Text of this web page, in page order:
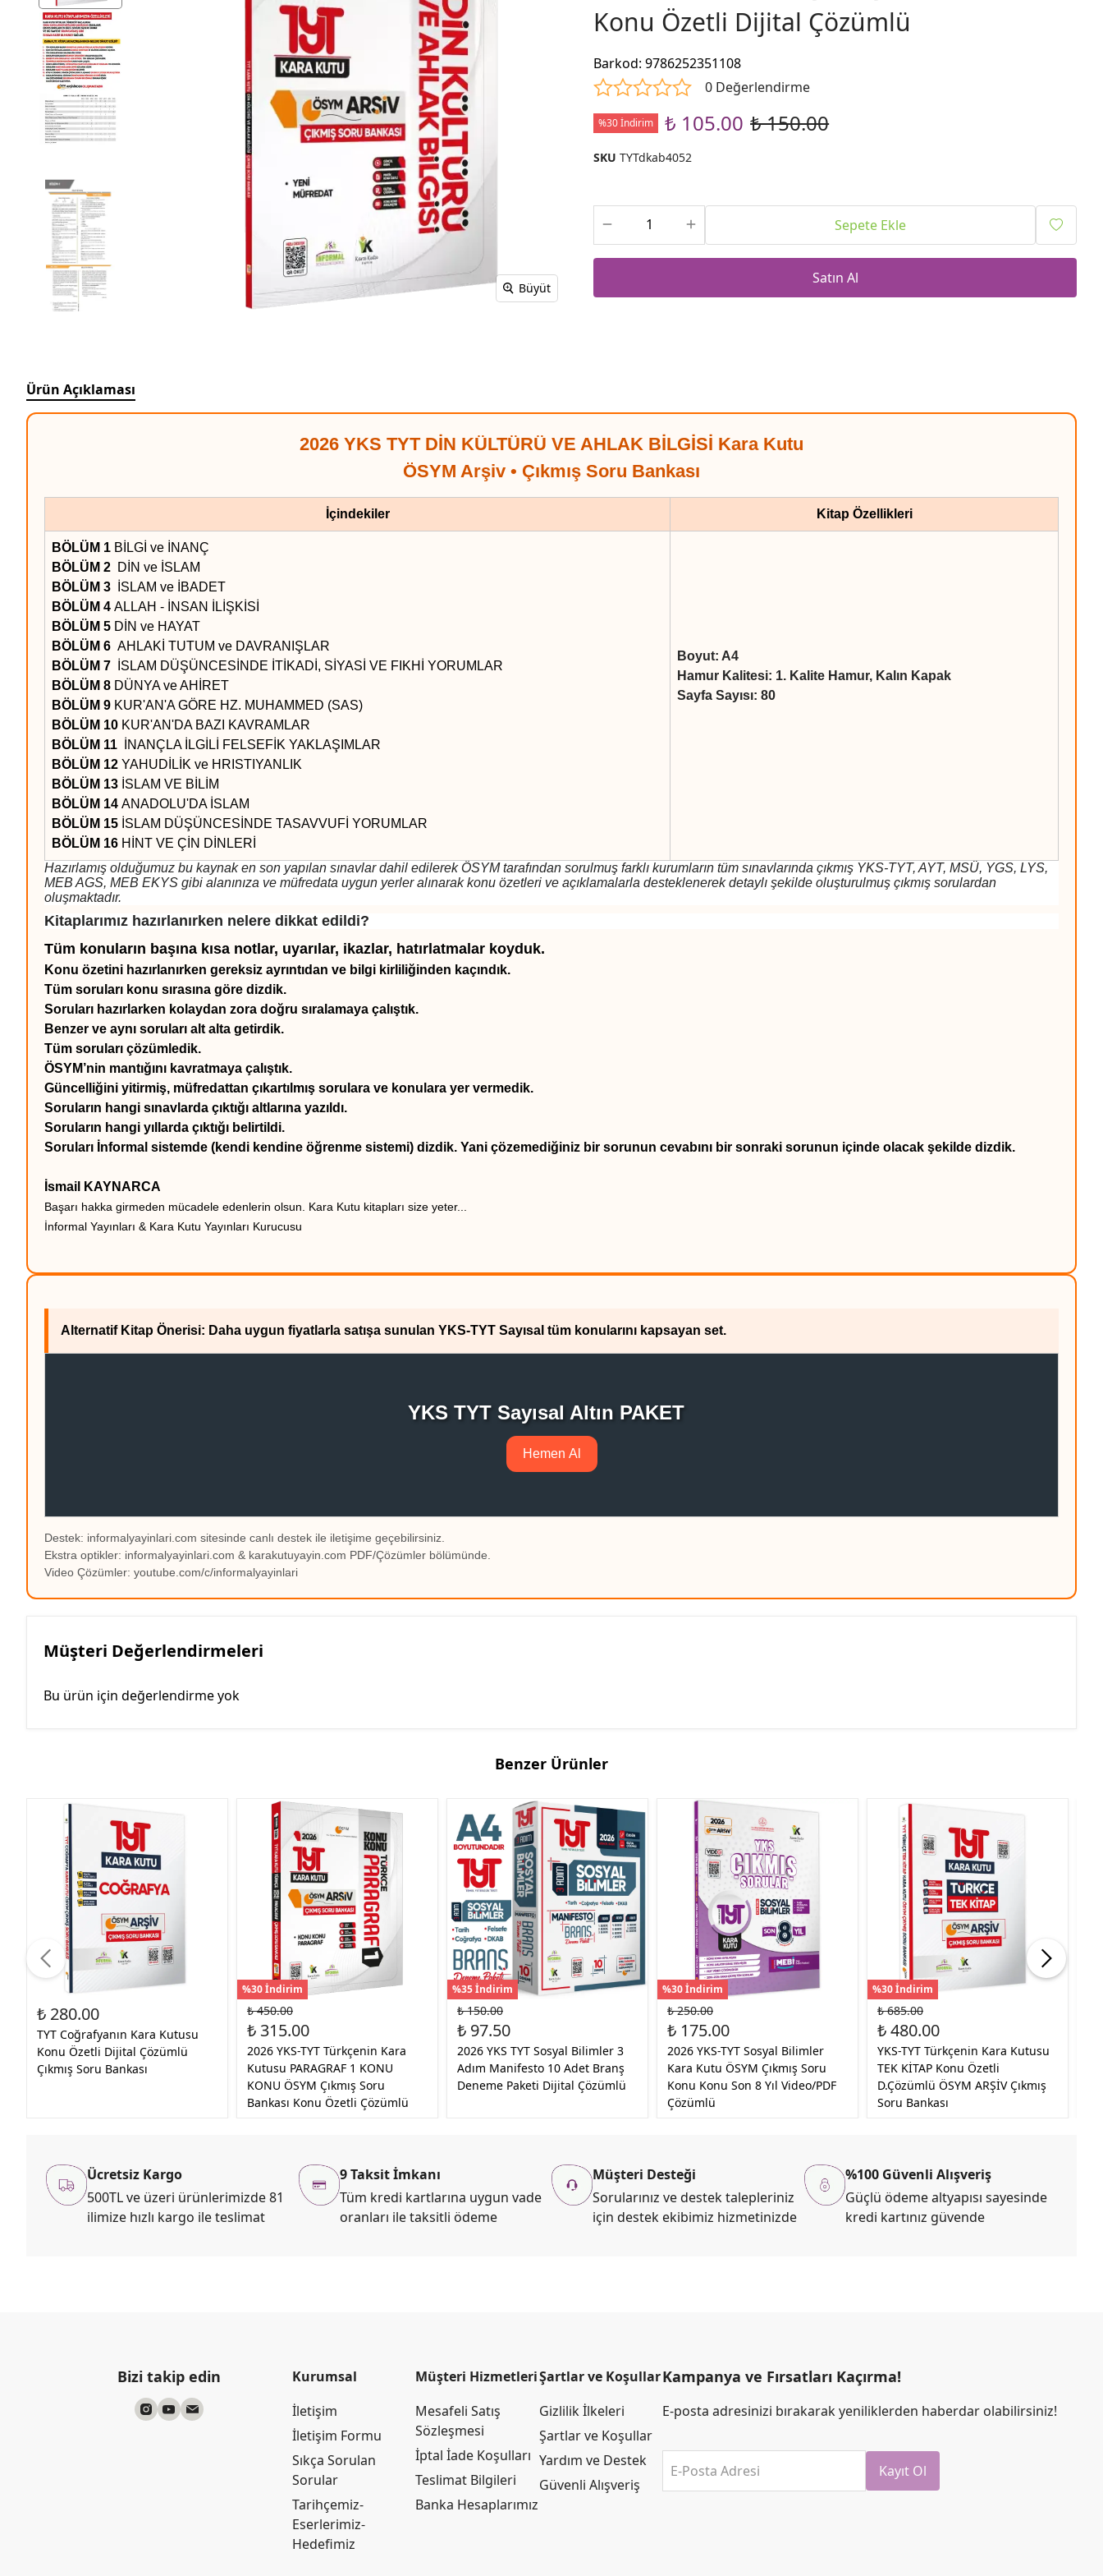
Büyüt
Konu Özetli Dijital Çözümlü
Barkod:9786252351108
0 Değerlendirme
%30 İndirim ₺ 105.00 ₺ 150.00
SKU TYTdkab4052
Sepete Ekle
Satın Al
Ürün Açıklaması
2026 YKS TYT DİN KÜLTÜRÜ VE AHLAK BİLGİSİ Kara Kutu
ÖSYM Arşiv • Çıkmış Soru Bankası
İçindekiler Kitap Özellikleri
BÖLÜM 1 BİLGİ ve İNANÇ
BÖLÜM 2 DİN ve İSLAM
BÖLÜM 3
İSLAM ve İBADET
BÖLÜM 4 ALLAH - İNSAN İLİŞKİSİ
BÖLÜM 5 DİN ve HAYAT
BÖLÜM 6 AHLAKİ TUTUM ve DAVRANIŞLAR
BÖLÜM 7
İSLAM DÜŞÜNCESİNDE İTİKADİ, SİYASİ VE FIKHİ YORUMLAR
BÖLÜM 8 DÜNYA ve AHİRET
BÖLÜM 9 KUR'AN'A GÖRE HZ. MUHAMMED (SAS)
BÖLÜM 10 KUR'AN'DA BAZI KAVRAMLAR
BÖLÜM 11
İNANÇLA İLGİLİ FELSEFİK YAKLAŞIMLAR
BÖLÜM 12 YAHUDİLİK ve HRISTIYANLIK
BÖLÜM 13 İSLAM VE BİLİM
BÖLÜM 14 ANADOLU'DA İSLAM
BÖLÜM 15 İSLAM DÜŞÜNCESİNDE TASAVVUFİ YORUMLAR
BÖLÜM 16 HİNT VE ÇİN DİNLERİ
Boyut: A4
Hamur Kalitesi: 1. Kalite Hamur, Kalın Kapak
Sayfa Sayısı: 80
Hazırlamış olduğumuz bu kaynak en son yapılan sınavlar dahil edilerek ÖSYM tarafından sorulmuş farklı kurumların tüm sınavlarında çıkmış YKS-TYT, AYT, MSÜ, YGS, LYS,
MEB AGS, MEB EKYS gibi alanınıza ve müfredata uygun yerler alınarak konu özetleri ve açıklamalarla desteklenerek detaylı şekilde oluşturulmuş çıkmış sorulardan
oluşmaktadır.
Kitaplarımız hazırlanırken nelere dikkat edildi?
Tüm konuların başına kısa notlar, uyarılar, ikazlar, hatırlatmalar koyduk.
Konu özetini hazırlanırken gereksiz ayrıntıdan ve bilgi kirliliğinden kaçındık.
Tüm soruları konu sırasına göre dizdik.
Soruları hazırlarken kolaydan zora doğru sıralamaya çalıştık.
Benzer ve aynı soruları alt alta getirdik.
Tüm soruları çözümledik.
ÖSYM’nin mantığını kavratmaya çalıştık.
Güncelliğini yitirmiş, müfredattan çıkartılmış sorulara ve konulara yer vermedik.
Soruların hangi sınavlarda çıktığı altlarına yazıldı.
Soruların hangi yıllarda çıktığı belirtildi.
Soruları İnformal sistemde (kendi kendine öğrenme sistemi) dizdik. Yani çözemediğiniz bir sorunun cevabını bir sonraki sorunun içinde olacak şekilde dizdik.
İsmail KAYNARCA
Başarı hakka girmeden mücadele edenlerin olsun. Kara Kutu kitapları size yeter...
İnformal Yayınları & Kara Kutu Yayınları Kurucusu
Alternatif Kitap Önerisi: Daha uygun fiyatlarla satışa sunulan YKS-TYT Sayısal tüm konularını kapsayan set.
YKS TYT Sayısal Altın PAKET
Hemen Al
Destek: informalyayinlari.com sitesinde canlı destek ile iletişime geçebilirsiniz.
Ekstra optikler: informalyayinlari.com & karakutuyayin.com PDF/Çözümler bölümünde.
Video Çözümler: youtube.com/c/informalyayinlari
Müşteri Değerlendirmeleri
Bu ürün için değerlendirme yok
Benzer Ürünler
₺ 280.00
TYT Coğrafyanın Kara Kutusu
Konu Özetli Dijital Çözümlü
Çıkmış Soru Bankası
%30 İndirim
₺ 450.00
₺ 315.00
2026 YKS-TYT Türkçenin Kara
Kutusu PARAGRAF 1 KONU
KONU ÖSYM Çıkmış Soru
Bankası Konu Özetli Çözümlü
%35 İndirim
₺ 150.00
₺ 97.50
2026 YKS TYT Sosyal Bilimler 3
Adım Manifesto 10 Adet Branş
Deneme Paketi Dijital Çözümlü
%30 İndirim
₺ 250.00
₺ 175.00
2026 YKS-TYT Sosyal Bilimler
Kara Kutu ÖSYM Çıkmış Soru
Konu Konu Son 8 Yıl Video/PDF
Çözümlü
%30 İndirim
₺ 685.00
₺ 480.00
YKS-TYT Türkçenin Kara Kutusu
TEK KİTAP Konu Özetli
D.Çözümlü ÖSYM ARŞİV Çıkmış
Soru Bankası
Ücretsiz Kargo
500TL ve üzeri ürünlerimizde 81
ilimize hızlı kargo ile teslimat
9 Taksit İmkanı
Tüm kredi kartlarına uygun vade
oranları ile taksitli ödeme
Müşteri Desteği
Sorularınız ve destek talepleriniz
için destek ekibimiz hizmetinizde
%100 Güvenli Alışveriş
Güçlü ödeme altyapısı sayesinde
kredi kartınız güvende
Bizi takip edin
Kurumsal
İletişim
İletişim Formu
Sıkça Sorulan
Sorular
Tarihçemiz-
Eserlerimiz-
Hedefimiz
Müşteri Hizmetleri
Mesafeli Satış
Sözleşmesi
İptal İade Koşulları
Teslimat Bilgileri
Banka Hesaplarımız
Şartlar ve Koşullar
Gizlilik İlkeleri
Şartlar ve Koşullar
Yardım ve Destek
Güvenli Alışveriş
Kampanya ve Fırsatları Kaçırma!
E-posta adresinizi bırakarak yeniliklerden haberdar olabilirsiniz!
E-Posta Adresi Kayıt Ol